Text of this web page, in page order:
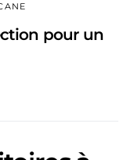
pour un